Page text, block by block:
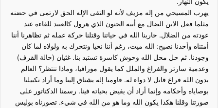
يهرب المسيحي من إله مزيف لأنه لو التقى الإله الحق لارتمى في حضنه
مثلما فعل الابن الضال مع أبيه الحنون الذي هرول كالعبيد للقاءه عند
عودته من الضلال. حاربنا الله في حياتنا وقتلنا حركة عمله ثم تظاهرنا أننا
أمتناه وأخذنا نصيح: الله ميت، رغم أننا نحيا ونتحرك به ولولاه لما كان
وجودنا. ثم حل محل الله وحوش كاسرة تستبد بنا. غثيان (حالة القرف)
وعدمية سارتر والفراغ والملل كما يقول مورافيا، وماذا ننتظر؟ العالم
بدون الله فراغ قاتل لا دواء له. قاومنا إله يشتاق إلينا وما أراد تكبيلنا
بوصاياه وأحكامه وإنما أراد أن يفيض بحياته فينا. رسمنا الدكتاتور على
صورتنا وقلنا هكذا يكون الله وما هو من الله في شيء. تصورناه بوليس